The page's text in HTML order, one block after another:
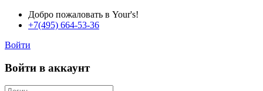
Добро пожаловать в Your's!
+7(495) 664-53-36
Войти
Войти в аккаунт